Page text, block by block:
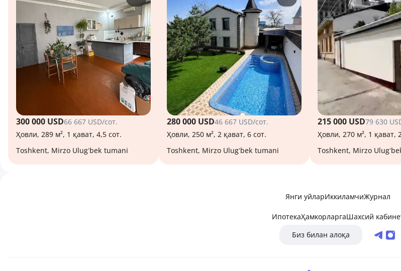
300 000 USD66 667 USD/сот.
Ҳовли, 289 м², 1 қават, 4,5 сот.
Toshkent, Mirzo Ulugʻbek tumani
280 000 USD46 667 USD/сот.
Ҳовли, 250 м², 2 қават, 6 сот.
Toshkent, Mirzo Ulugʻbek tumani
215 000 USD79 630
Ҳовли, 270 м², 1 қават,
Toshkent, Mirzo
Янги уйларИккиламчиЖурнал
ИпотекаҲамкорларгаШахсий
Биз билан алоқа